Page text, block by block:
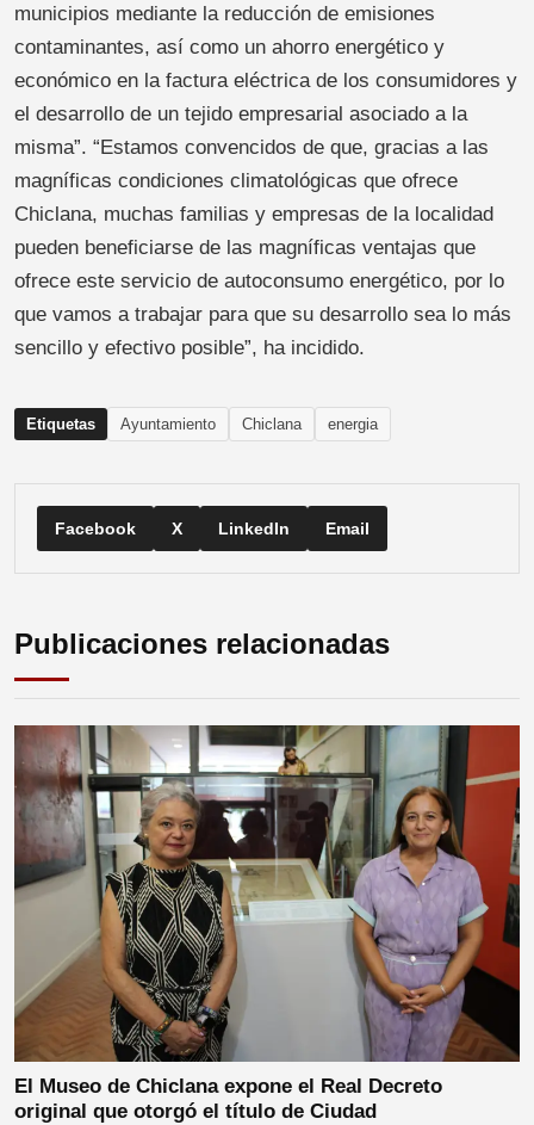
municipios mediante la reducción de emisiones
contaminantes, así como un ahorro energético y
económico en la factura eléctrica de los consumidores y
el desarrollo de un tejido empresarial asociado a la
misma”. “Estamos convencidos de que, gracias a las
magníficas condiciones climatológicas que ofrece
Chiclana, muchas familias y empresas de la localidad
pueden beneficiarse de las magníficas ventajas que
ofrece este servicio de autoconsumo energético, por lo
que vamos a trabajar para que su desarrollo sea lo más
sencillo y efectivo posible”, ha incidido.
Etiquetas Ayuntamiento Chiclana energia
Facebook X LinkedIn Email
Publicaciones relacionadas
El Museo de Chiclana expone el Real Decreto
original que otorgó el título de Ciudad